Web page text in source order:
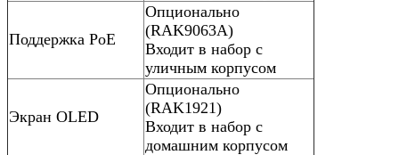
Поддержка PoE
Опционально
(RAK9063A)
Входит в набор с
уличным корпусом
Экран OLED
Опционально
(RAK1921)
Входит в набор с
домашним корпусом